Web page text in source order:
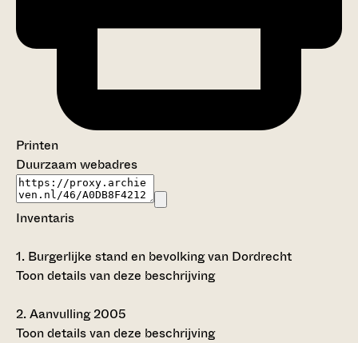
Printen
Duurzaam webadres
Inventaris
1. Burgerlijke stand en bevolking van Dordrecht
Toon details van deze beschrijving
2.Aanvulling 2005
Toon details van deze beschrijving